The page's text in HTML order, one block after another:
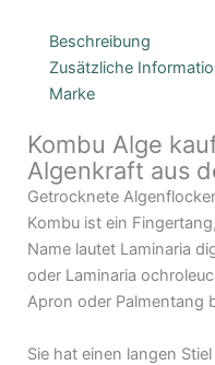
Beschreibung
Zusätzliche
Marke
Kombu Alge
Algenkraft aus
Getrocknete
Kombu ist ein
Name lautet Laminaria
oder Laminaria
Apron oder Palmentang
Sie hat einen langen